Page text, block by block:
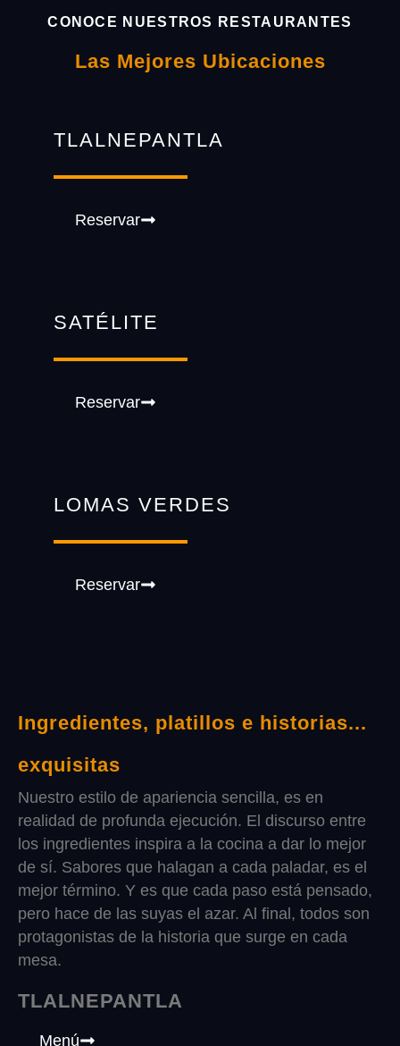
CONOCE NUESTROS RESTAURANTES
Las Mejores Ubicaciones
TLALNEPANTLA
Reservar
SATÉLITE
Reservar
LOMAS VERDES
Reservar
Ingredientes, platillos e historias...
exquisitas
Nuestro estilo de apariencia sencilla, es en
realidad de profunda ejecución. El discurso entre
los ingredientes inspira a la cocina a dar lo mejor
de sí. Sabores que halagan a cada paladar, es el
mejor término. Y es que cada paso está pensado,
pero hace de las suyas el azar. Al final, todos son
protagonistas de la historia que surge en cada
mesa.
TLALNEPANTLA
Menú